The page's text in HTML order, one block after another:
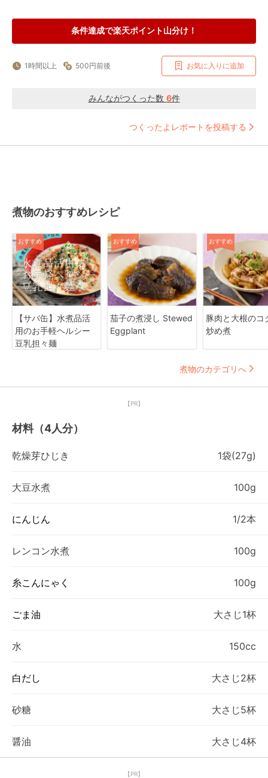
条件達成で楽天ポイント山分け！
1時間以上 500円前後 お気に入りに追加
みんながつくった数 6件
つくったよレポートを投稿する
煮物のおすすめレシピ
おすすめ
【サバ缶】水煮品活
用のお手軽ヘルシー
豆乳担々麺
おすすめ
茄子の煮浸し Stewed
Eggplant
おすすめ
豚肉と大根のコ
炒め煮
煮物のカテゴリへ
【PR】
材料（4人分）
乾燥芽ひじき 1袋(27g)
大豆水煮 100g
にんじん 1/2本
レンコン水煮 100g
糸こんにゃく 100g
ごま油 大さじ1杯
水 150cc
白だし 大さじ2杯
砂糖 大さじ5杯
醤油 大さじ4杯
【PR】